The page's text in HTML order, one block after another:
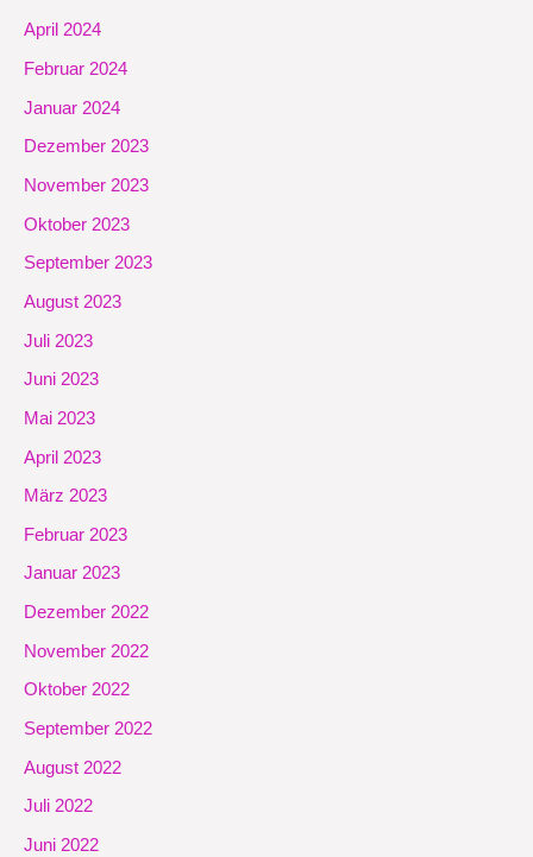
April 2024
Februar 2024
Januar 2024
Dezember 2023
November 2023
Oktober 2023
September 2023
August 2023
Juli 2023
Juni 2023
Mai 2023
April 2023
März 2023
Februar 2023
Januar 2023
Dezember 2022
November 2022
Oktober 2022
September 2022
August 2022
Juli 2022
Juni 2022